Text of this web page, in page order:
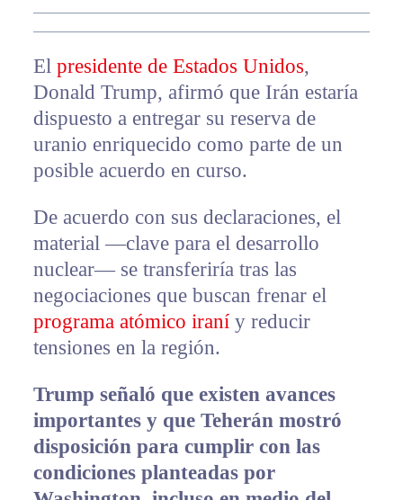
El presidente de Estados Unidos,
Donald Trump, afirmó que Irán estaría
dispuesto a entregar su reserva de
uranio enriquecido como parte de un
posible acuerdo en curso.
De acuerdo con sus declaraciones, el
material —clave para el desarrollo
nuclear— se transferiría tras las
negociaciones que buscan frenar el
programa atómico iraníy reducir
tensiones en la región.
Trump señaló que existen avances
importantes y que Teherán mostró
disposición para cumplir con las
condiciones planteadas por